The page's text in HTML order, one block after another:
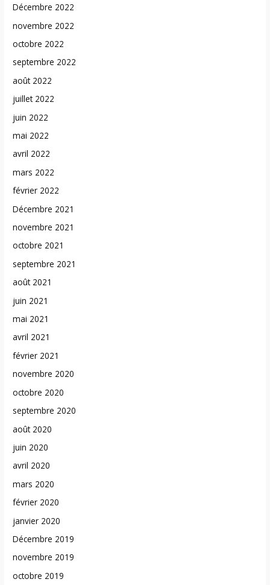
Décembre 2022
novembre 2022
octobre 2022
septembre 2022
août 2022
juillet 2022
juin 2022
mai 2022
avril 2022
mars 2022
février 2022
Décembre 2021
novembre 2021
octobre 2021
septembre 2021
août 2021
juin 2021
mai 2021
avril 2021
février 2021
novembre 2020
octobre 2020
septembre 2020
août 2020
juin 2020
avril 2020
mars 2020
février 2020
janvier 2020
Décembre 2019
novembre 2019
octobre 2019